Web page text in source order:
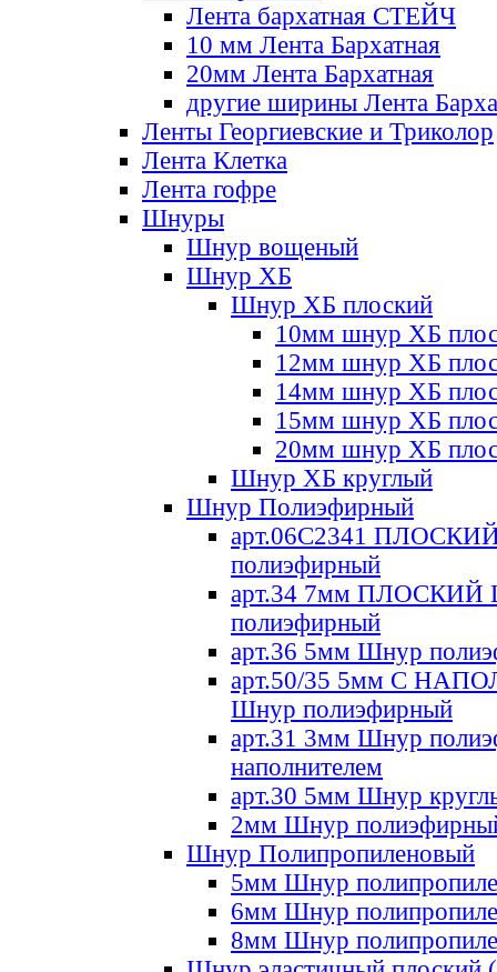
Лента бархатная СТЕЙЧ
10 мм Лента Бархатная
20мм Лента Бархатная
другие ширины Лента
Ленты Георгиевские и Триколор
Лента Клетка
Лента гофре
Шнуры
Шнур вощеный
Шнур ХБ
Шнур ХБ плоский
10мм шнур ХБ
12мм шнур ХБ
14мм шнур ХБ
15мм шнур ХБ
20мм шнур ХБ
Шнур ХБ круглый
Шнур Полиэфирный
арт.06С2341
полиэфирный
арт.34 7мм ПЛОСКИЙ
полиэфирный
арт.36 5мм Шнур
арт.50/35 5мм С
Шнур полиэфирный
арт.31 3мм Шнур
наполнителем
арт.30 5мм Шнур
2мм Шнур
Шнур Полипропиленовый
5мм Шнур
6мм Шнур
8мм Шнур